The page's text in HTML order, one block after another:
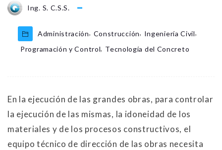
Ing. S. C.S.S.
Administración, Construcción, Ingeniería Civil,
Programación y Control, Tecnología del Concreto
En la ejecución de las grandes obras, para controlar
la ejecución de las mismas, la idoneidad de los
materiales y de los procesos constructivos, el
equipo técnico de dirección de las obras necesita